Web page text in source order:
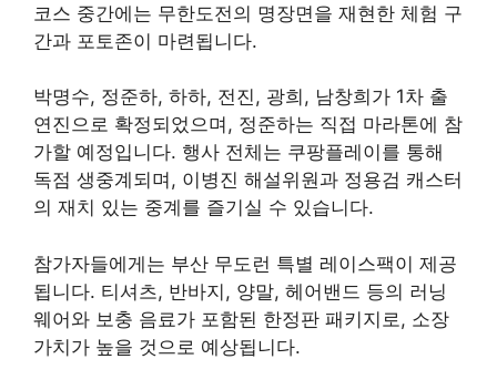
코스 중간에는 무한도전의 명장면을 재현한 체험 구
간과 포토존이 마련됩니다.
박명수, 정준하, 하하, 전진, 광희, 남창희가 1차 출
연진으로 확정되었으며, 정준하는 직접 마라톤에 참
가할 예정입니다. 행사 전체는 쿠팡플레이를 통해
독점 생중계되며, 이병진 해설위원과 정용검 캐스터
의 재치 있는 중계를 즐기실 수 있습니다.
참가자들에게는 부산 무도런 특별 레이스팩이 제공
됩니다. 티셔츠, 반바지, 양말, 헤어밴드 등의 러닝
웨어와 보충 음료가 포함된 한정판 패키지로, 소장
가치가 높을 것으로 예상됩니다.